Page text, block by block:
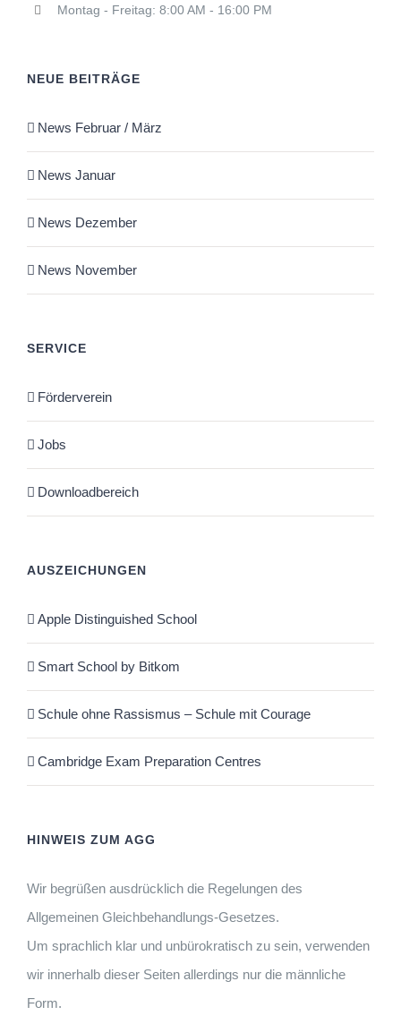
Montag - Freitag: 8:00 AM - 16:00 PM
NEUE BEITRÄGE
News Februar / März
News Januar
News Dezember
News November
SERVICE
Förderverein
Jobs
Downloadbereich
AUSZEICHUNGEN
Apple Distinguished School
Smart School by Bitkom
Schule ohne Rassismus – Schule mit Courage
Cambridge Exam Preparation Centres
HINWEIS ZUM AGG
Wir begrüßen ausdrücklich die Regelungen des
Allgemeinen Gleichbehandlungs-Gesetzes.
Um sprachlich klar und unbürokratisch zu sein, verwenden
wir innerhalb dieser Seiten allerdings nur die männliche
Form.